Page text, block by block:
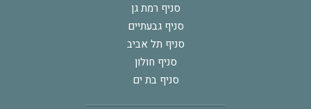
סניף רמת גן
סניף גבעתיים
סניף תל אביב
סניף חולון
סניף בת ים